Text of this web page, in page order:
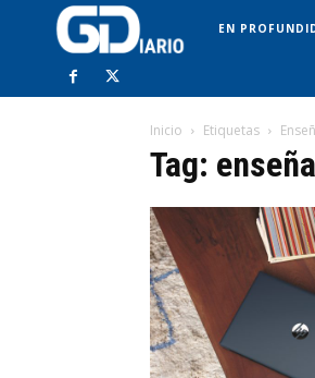
EN
Inicio Etiquetas
Tag: